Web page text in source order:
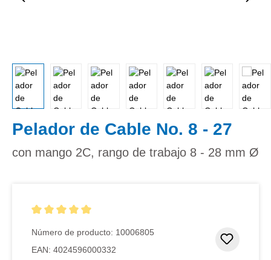
Pelador de Cable No. 8 - 27
con mango 2C, rango de trabajo 8 - 28 mm Ø
Número de producto: 10006805
EAN: 4024596000332